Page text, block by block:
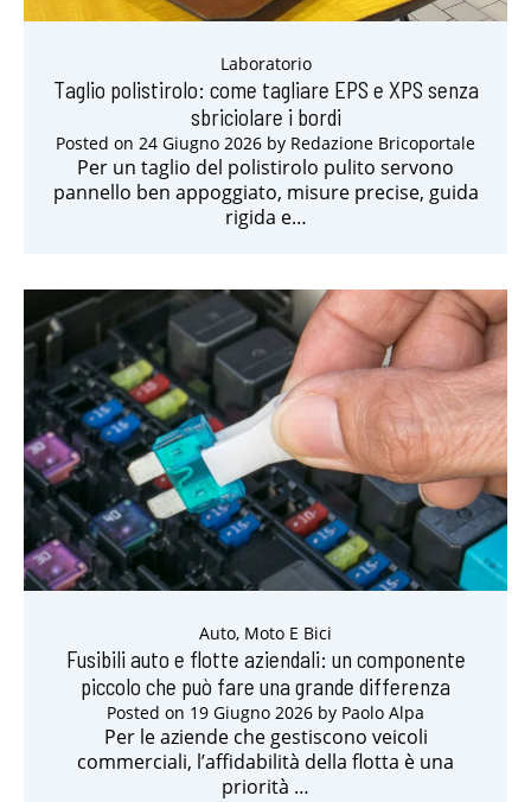
Laboratorio
Taglio polistirolo: come tagliare EPS e XPS senza
sbriciolare i bordi
Posted on 24 Giugno 2026 by Redazione Bricoportale
Per un taglio del polistirolo pulito servono
pannello ben appoggiato, misure precise, guida
rigida e…
Auto, Moto E Bici
Fusibili auto e flotte aziendali: un componente
piccolo che può fare una grande differenza
Posted on 19 Giugno 2026 by Paolo Alpa
Per le aziende che gestiscono veicoli
commerciali, l’affidabilità della flotta è una
priorità …